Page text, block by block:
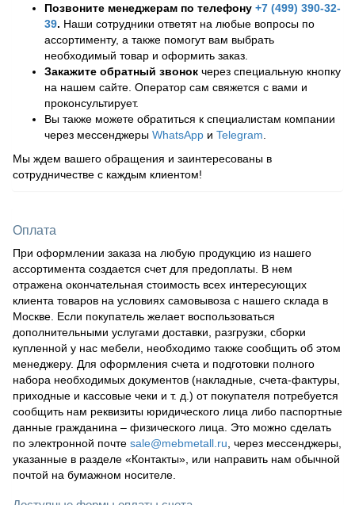
Позвоните менеджерам по телефону +7 (499) 390-32-
39. Наши сотрудники ответят на любые вопросы по
ассортименту, а также помогут вам выбрать
необходимый товар и оформить заказ.
Закажите обратный звонок через специальную кнопку
на нашем сайте. Оператор сам свяжется с вами и
проконсультирует.
Вы также можете обратиться к специалистам компании
через мессенджеры WhatsApp и Telegram
Мы ждем вашего обращения и заинтересованы в
сотрудничестве с каждым клиентом!
Оплата
При оформлении заказа на любую продукцию из нашего
ассортимента создается счет для предоплаты. В нем
отражена окончательная стоимость всех интересующих
клиента товаров на условиях самовывоза с нашего склада в
Москве. Если покупатель желает воспользоваться
дополнительными услугами доставки, разгрузки, сборки
купленной у нас мебели, необходимо также сообщить об этом
менеджеру. Для оформления счета и подготовки полного
набора необходимых документов (накладные, счета-фактуры,
приходные и кассовые чеки и т. д.) от покупателя потребуется
сообщить нам реквизиты юридического лица либо паспортные
данные гражданина – физического лица. Это можно сделать
по электронной почте sale@mebmetall.ru , через мессенджеры,
указанные в разделе «Контакты», или направить нам обычной
почтой на бумажном носителе.